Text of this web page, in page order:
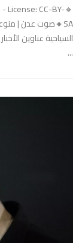
License: CC-BY-
السياحية عناوين
...